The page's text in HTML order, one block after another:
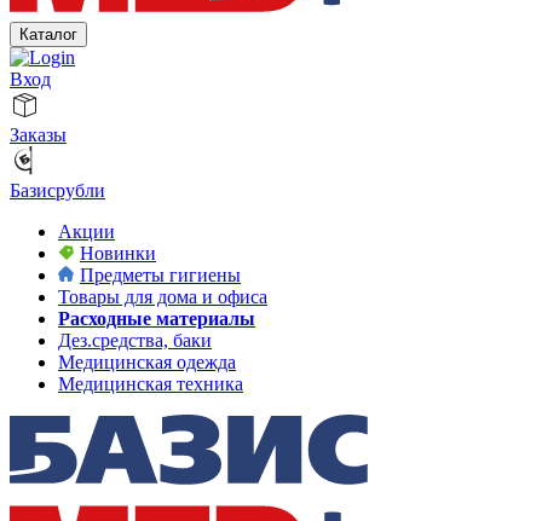
Каталог
Вход
Заказы
Базисрубли
Акции
Новинки
Предметы гигиены
Товары для дома и офиса
Расходные материалы
Дез.средства, баки
Медицинская одежда
Медицинская техника